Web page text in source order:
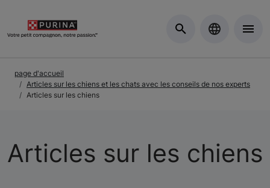
page d'accueil
Articles sur les chiens et les chats avec les conseils de nos experts
Articles sur les chiens
Articles sur les chiens